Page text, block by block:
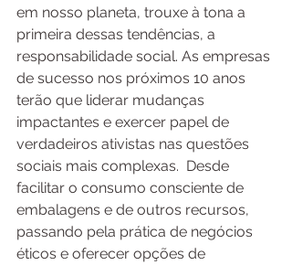
em nosso planeta, trouxe à tona a
primeira dessas tendências, a
responsabilidade social. As empresas
de sucesso nos próximos 10 anos
terão que liderar mudanças
impactantes e exercer papel de
verdadeiros ativistas nas questões
sociais mais complexas.  Desde
facilitar o consumo consciente de
embalagens e de outros recursos,
passando pela prática de negócios
éticos e oferecer opções de